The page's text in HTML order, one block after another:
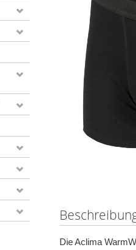
Die Aclima